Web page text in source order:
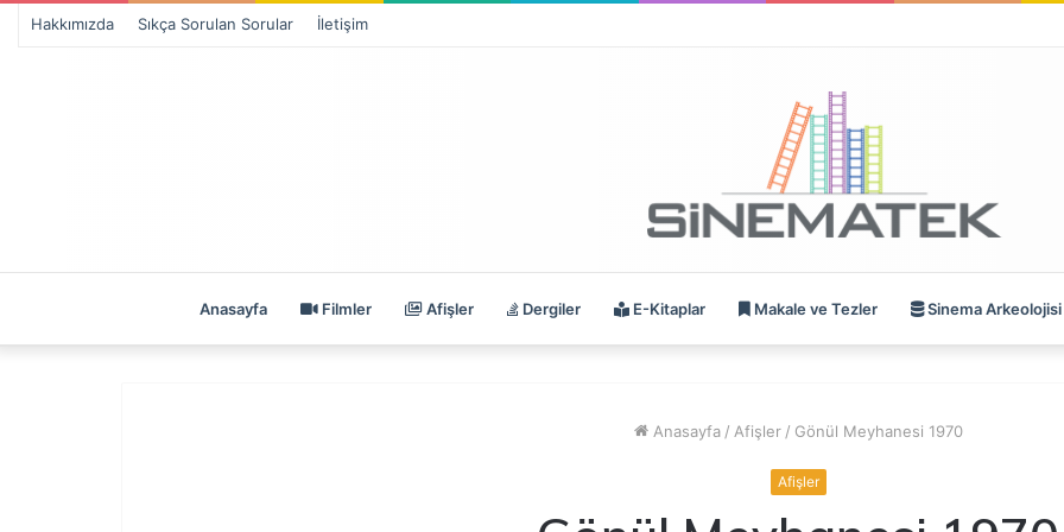
Hakkımızda Sıkça Sorulan Sorular İletişim
Anasayfa Filmler Afişler Dergiler E-Kitaplar Makale ve Tezler Sinema Arkeolojisi
Anasayfa / Afişler / Gönül Meyhanesi 1970
Afişler